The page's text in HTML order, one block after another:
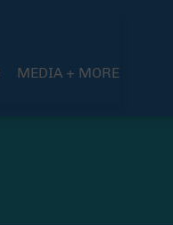
MEDIA + MORE